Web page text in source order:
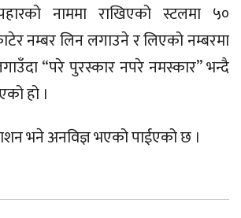
नाममा राखिएको स्टलमा ५०
नम्बर लिन लगाउने र लिएको नम्बरमा
लगाउँदा “परे पुरस्कार नपरे नमस्कार” भन्दै
हो ।
भने अनविज्ञ भएको पाईएको छ ।